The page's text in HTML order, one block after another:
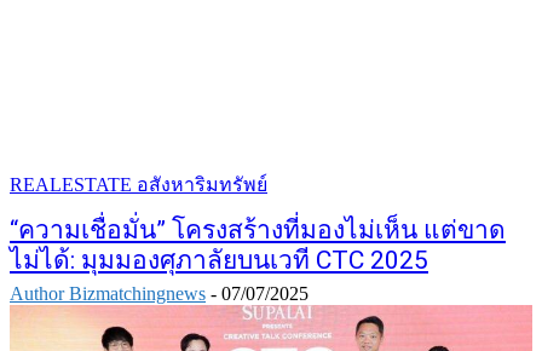
REALESTATE อสังหาริมทรัพย์
“ความเชื่อมั่น” โครงสร้างที่มองไม่เห็น แต่ขาด
ไม่ได้: มุมมองศุภาลัยบนเวที CTC 2025
Author Bizmatchingnews - 07/07/2025